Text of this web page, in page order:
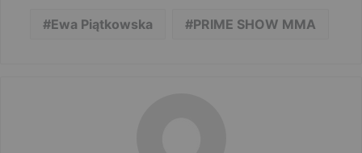
Ewa Piątkowska PRIME SHOW MMA